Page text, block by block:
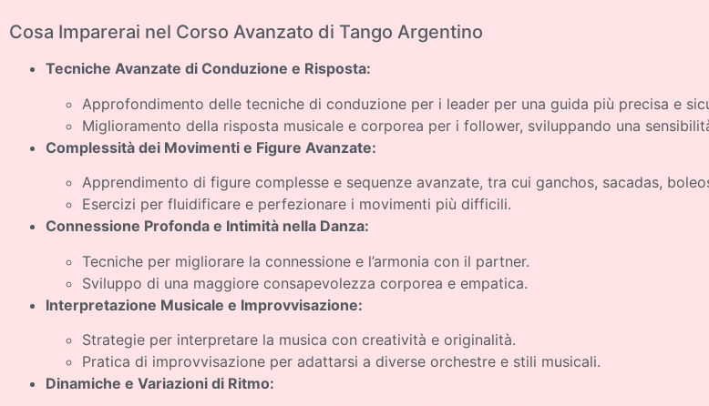
Cosa Imparerai nel Corso Avanzato di Tango Argentino
Tecniche Avanzate di Conduzione e Risposta:
Approfondimento delle tecniche di conduzione per i leader per una guida più precisa e
Miglioramento della risposta musicale e corporea per i follower, sviluppando una
Complessità dei Movimenti e Figure Avanzate:
Apprendimento di figure complesse e sequenze avanzate, tra cui ganchos, sacadas,
Esercizi per fluidificare e perfezionare i movimenti più difficili.
Connessione Profonda e Intimità nella Danza:
Tecniche per migliorare la connessione e l’armonia con il partner.
Sviluppo di una maggiore consapevolezza corporea e empatica.
Interpretazione Musicale e Improvvisazione:
Strategie per interpretare la musica con creatività e originalità.
Pratica di improvvisazione per adattarsi a diverse orchestre e stili musicali.
Dinamiche e Variazioni di Ritmo: